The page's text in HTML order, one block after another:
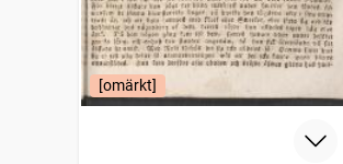
[omärkt]